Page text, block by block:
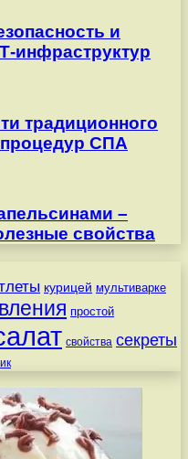
и
инфраструктур
традиционного
процедур СПА
–
свойства
курицей мультиварке
простой
свойства секреты